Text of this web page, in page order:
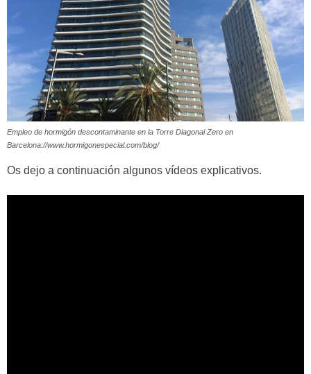
Empleo de hormigón descontaminante en la Torre Diagonal Zero en
Barcelona://www.hormigonespecial.com/blog/
Os dejo a continuación algunos vídeos explicativos.